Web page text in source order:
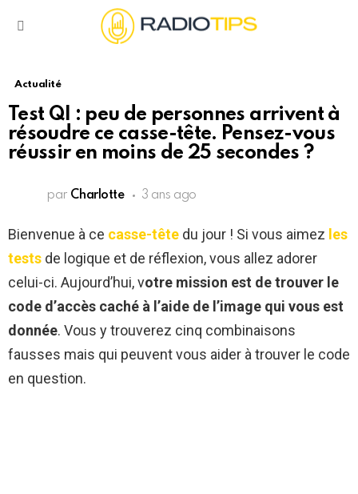
Actualité
Test QI : peu de personnes arrivent à
résoudre ce casse-tête. Pensez-vous
réussir en moins de 25 secondes ?
par Charlotte 3 ans ago
Bienvenue à ce casse-tête du jour ! Si vous aimez les
tests de logique et de réflexion, vous allez adorer
celui-ci. Aujourd’hui, votre mission est de trouver le
code d’accès caché à l’aide de l’image qui vous est
donnée. Vous y trouverez cinq combinaisons
fausses mais qui peuvent vous aider à trouver le code
en question.